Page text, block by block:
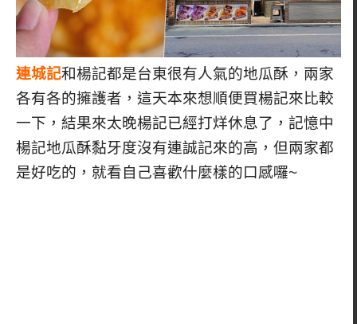
連城記和楊記都是台東很有人氣的地瓜酥，兩家
各有各的擁護者，這天本來想順便買楊記來比較
一下，結果來太晚楊記已經打烊休息了，記憶中
楊記地瓜酥黏牙度沒有連誠記來的高，但兩家都
是好吃的，就看自己喜歡什麼樣的口感囉~